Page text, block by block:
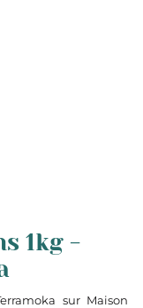
1kg -
sur Maison